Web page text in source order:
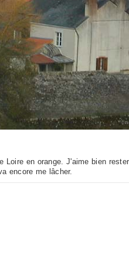
Loire en orange. J'aime bien
encore me lâcher.